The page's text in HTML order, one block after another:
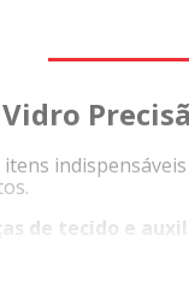
de tecido e